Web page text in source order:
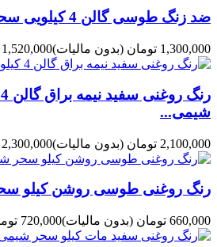
ضد زنگ طوسی گالن 4 کیلویی سحر شیمی الوان
1,300,000 تومان (بدون مالیات)1,520,000 تومان
شیمی...
2,100,000 تومان (بدون مالیات)2,300,000 تومان
رنگ روغنی طوسی روشن کیلو
660,000 تومان (بدون مالیات)720,000 تومان